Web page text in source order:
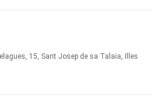
15, Sant Josep de sa Talaia, Illes